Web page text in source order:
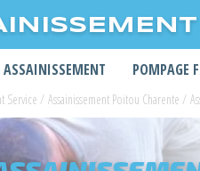
ASSAINISSEMENT POMPAGE
Service / Assainissement Poitou Charente /